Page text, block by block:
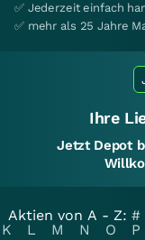
✅ Jederzeit einfach
✅ mehr als 25 Jahre
Ihre
Jetzt Depot
Aktien von A - Z: #
K
L M N O P